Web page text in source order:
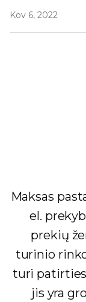
Kov 6, 2022
Maksas
el.
prekių
turinio
turi
jis yra